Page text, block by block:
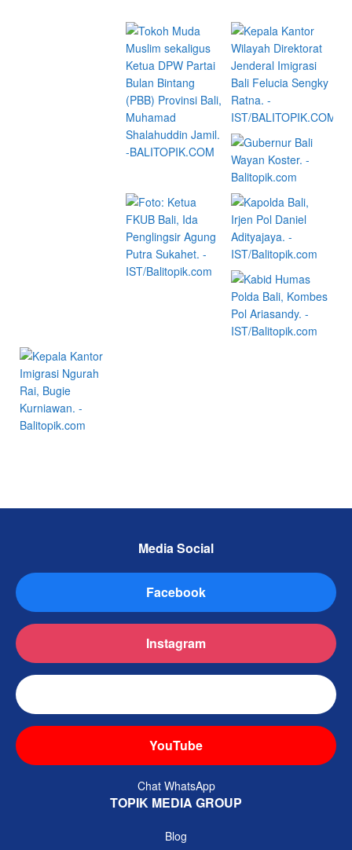
Media Social
Facebook
Instagram
YouTube
Chat WhatsApp
TOPIK MEDIA GROUP
Blog